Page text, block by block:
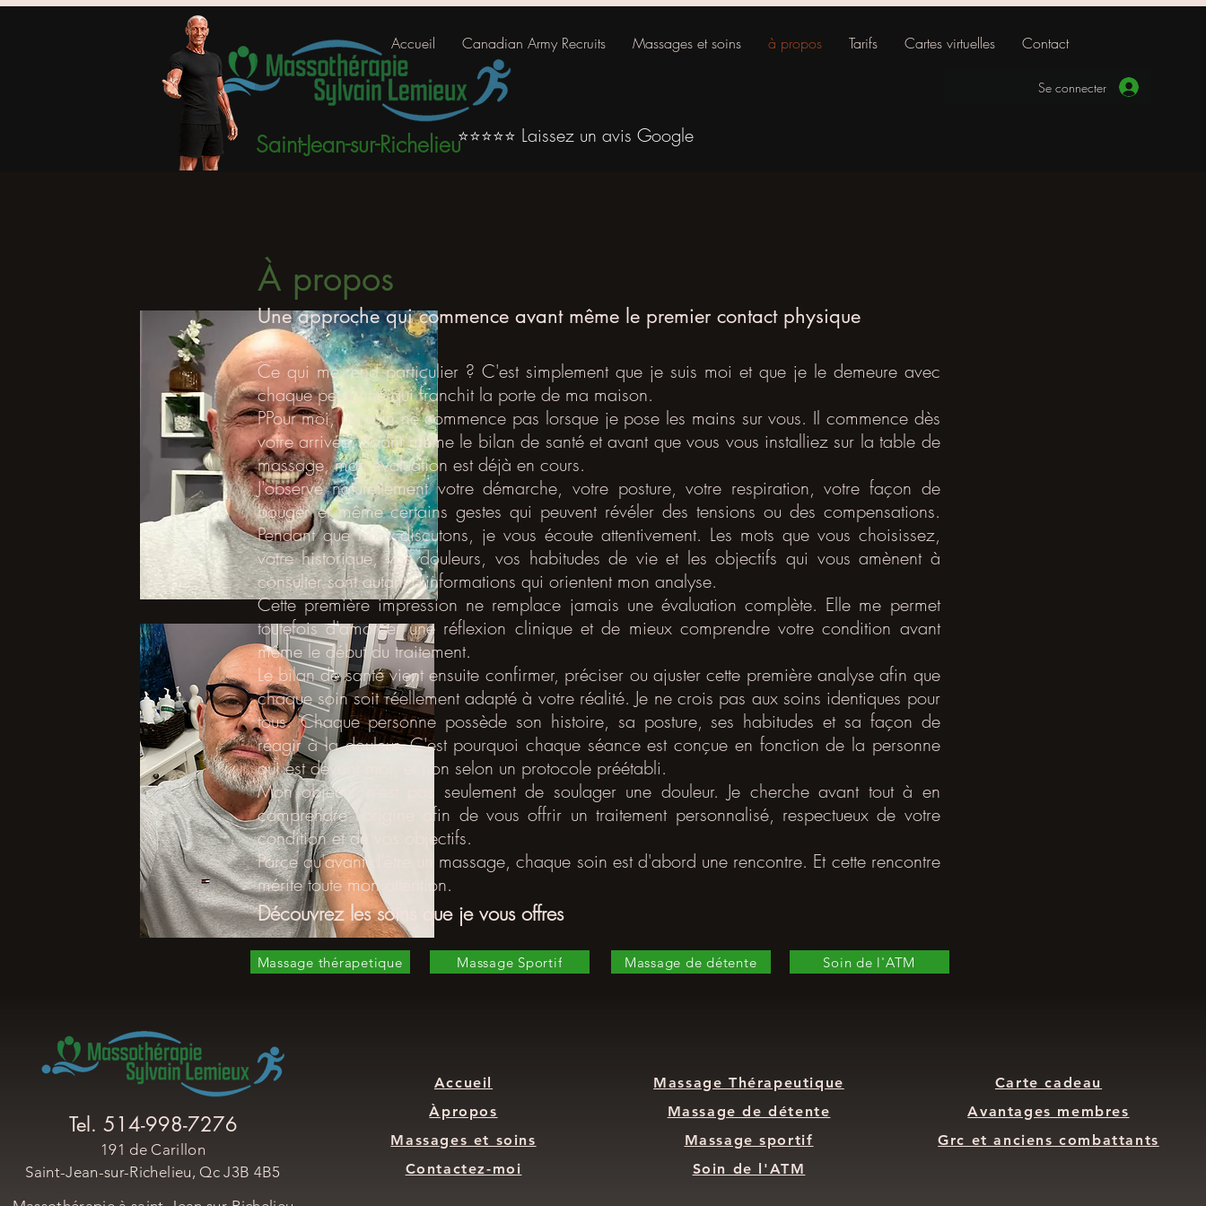
Saint-Jean-sur-Richelieu
Accueil Canadian Army Recruits Massages et soins à propos Tarifs Cartes virtuelles Contact
⭐⭐⭐⭐⭐ Laissez un avis Google
Se connecter
À propos
Une approche qui commence avant même le premier contact physique
Ce qui me rend particulier ? C'est simplement que je suis moi et que je le demeure avec
chaque personne qui franchit la porte de ma maison.
PPour moi, un soin ne commence pas lorsque je pose les mains sur vous. Il commence dès
votre arrivée. Avant même le bilan de santé et avant que vous vous installiez sur la table de
massage, mon évaluation est déjà en cours.
J'observe naturellement votre démarche, votre posture, votre respiration, votre façon de
bouger et même certains gestes qui peuvent révéler des tensions ou des compensations.
Pendant que nous discutons, je vous écoute attentivement. Les mots que vous choisissez,
votre historique, vos douleurs, vos habitudes de vie et les objectifs qui vous amènent à
consulter sont autant d'informations qui orientent mon analyse.
Cette première impression ne remplace jamais une évaluation complète. Elle me permet
toutefois d'amorcer une réflexion clinique et de mieux comprendre votre condition avant
même le début du traitement.
Le bilan de santé vient ensuite confirmer, préciser ou ajuster cette première analyse afin que
chaque soin soit réellement adapté à votre réalité. Je ne crois pas aux soins identiques pour
tous. Chaque personne possède son histoire, sa posture, ses habitudes et sa façon de
réagir à la douleur. C'est pourquoi chaque séance est conçue en fonction de la personne
qui est devant moi, et non selon un protocole préétabli.
Mon objectif n'est pas seulement de soulager une douleur. Je cherche avant tout à en
comprendre l'origine afin de vous offrir un traitement personnalisé, respectueux de votre
condition et de vos objectifs.
Parce qu'avant d'être un massage, chaque soin est d'abord une rencontre. Et cette rencontre
mérite toute mon attention.​
Découvrez les soins que je vous offres
Massage thérapetique Massage Sportif Massage de détente Soin de l'ATM
Tel. 514-998-7276
​191 de Carillon
Saint-Jean-sur-Richelieu, Qc J3B 4B5​
Accueil
Àpropos
Massages et soins
Contactez-moi
Massage Thérapeutique
Massage de détente
Massage sportif
Soin de l'ATM
Carte cadeau
Avantages membres
Grc et anciens combattants